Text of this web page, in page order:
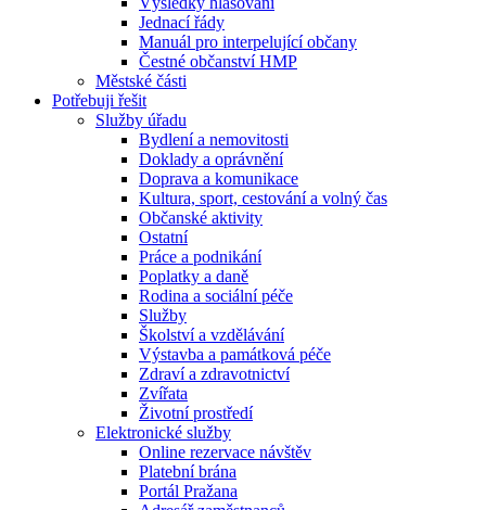
Jednací řády
Manuál pro interpelující občany
Čestné občanství HMP
Městské části
Potřebuji řešit
Služby úřadu
Bydlení a nemovitosti
Doklady a oprávnění
Doprava a komunikace
Kultura, sport, cestování a volný čas
Občanské aktivity
Ostatní
Práce a podnikání
Poplatky a daně
Rodina a sociální péče
Služby
Školství a vzdělávání
Výstavba a památková péče
Zdraví a zdravotnictví
Zvířata
Životní prostředí
Elektronické služby
Online rezervace návštěv
Platební brána
Portál Pražana